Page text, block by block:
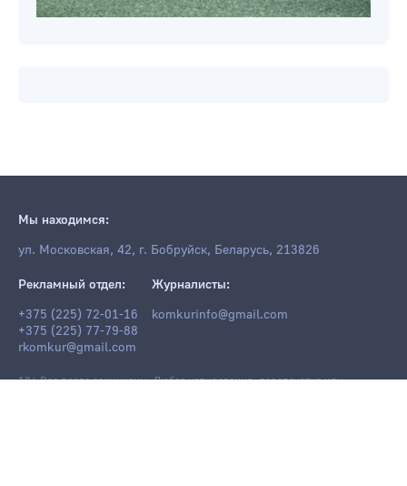
Мы находимся:
ул. Московская, 42, г. Бобруйск, Беларусь, 213826
Рекламный отдел:
+375 (225) 72-01-16
+375 (225) 77-79-88
rkomkur@gmail.com
Журналисты:
komkurinfo@gmail.com
18+ Все права защищены. Любое копирование, перепечатка или